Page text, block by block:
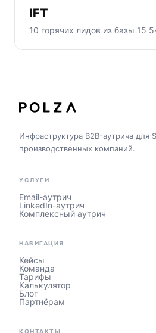
IFT
10 горячих лидов из базы 15
Инфраструктура B2B-аутрича для
производственных компаний.
УСЛУГИ
Email-аутрич
LinkedIn-аутрич
Комплексный аутрич
НАВИГАЦИЯ
Кейсы
Команда
Тарифы
Калькулятор
Блог
Партнёрам
КОНТАКТЫ